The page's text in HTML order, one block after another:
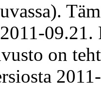
09.21.
on